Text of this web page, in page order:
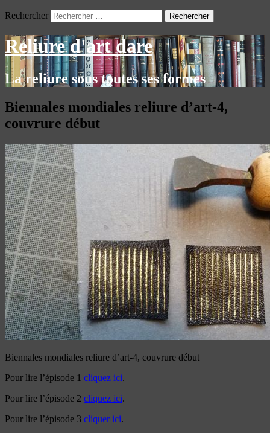
Rechercher
Reliure d'art dare
La reliure sous toutes ses formes
Biennales mondiales reliure d’art-4,
couvrure début
Biennales mondiales reliure d’art-4, couvrure début
Pour lire l’épisode 1 cliquez ici.
Pour lire l’épisode 2 cliquez ici.
Pour lire l’épisode 3 cliquer ici.